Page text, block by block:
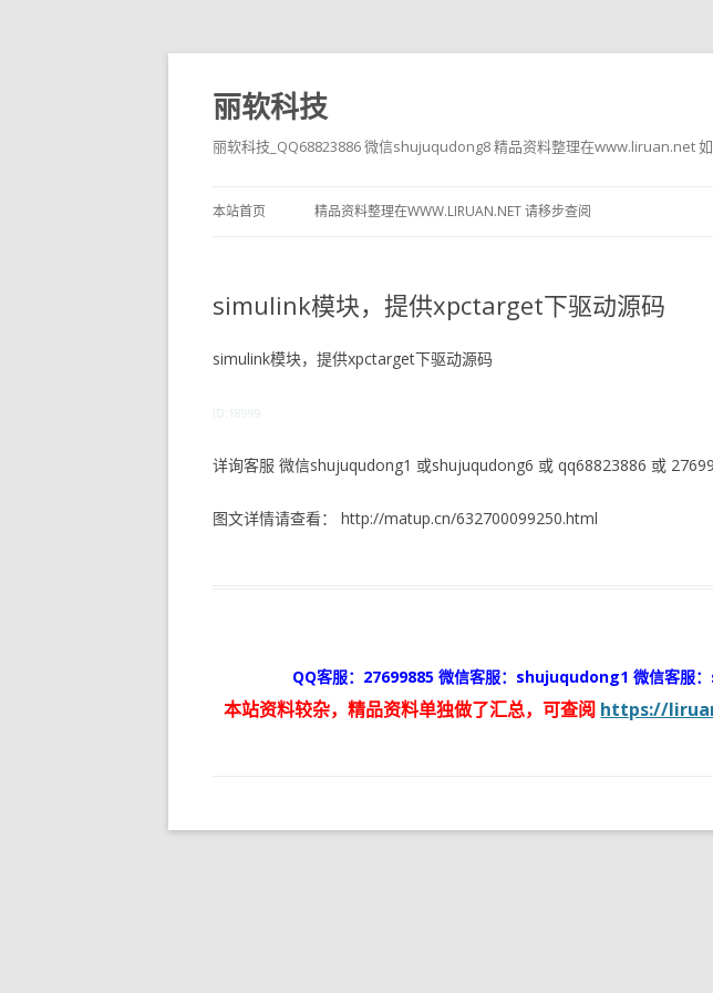
丽软科技
丽软科技_QQ68823886 微信shujuqudong8 精品资料整理在www.liruan.net
本站首页 精品资料整理在WWW.LIRUAN.NET 请移步查阅
simulink模块，提供xpctarget下驱动源码
simulink模块，提供xpctarget下驱动源码
ID:18999
详询客服 微信shujuqudong1 或shujuqudong6 或 qq68823886 或
图文详情请查看： http://matup.cn/632700099250.html
QQ客服：27699885 微信客服：shujuqudong1 微信客服
本站资料较杂，精品资料单独做了汇总，可查阅 https://